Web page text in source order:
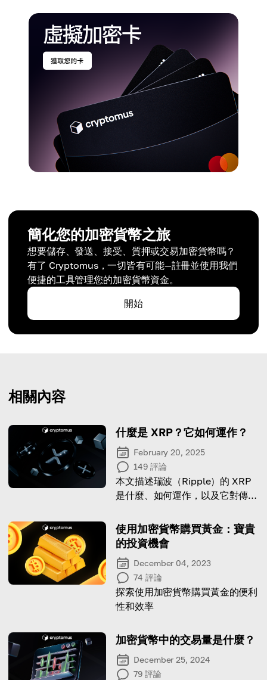
簡化您的加密貨幣之旅
想要儲存、發送、接受、質押或交易加密貨幣嗎？
有了 Cryptomus，一切皆有可能—註冊並使用我們
便捷的工具管理您的加密貨幣資金。
開始
相關內容
什麼是 XRP？它如何運作？
February 20, 2025
149 評論
本文描述瑞波（Ripple）的 XRP
是什麼、如何運作，以及它對傳統
使用加密貨幣購買黃金：寶貴
的投資機會
December 04, 2023
74 評論
探索使用加密貨幣購買黃金的便利
性和效率
加密貨幣中的交易量是什麼？
December 25, 2024
79 評論